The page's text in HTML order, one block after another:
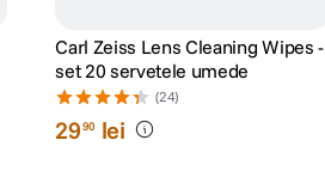
Carl Zeiss Lens Cleaning Wipes -
set 20 servetele umede
(24)
2990 lei